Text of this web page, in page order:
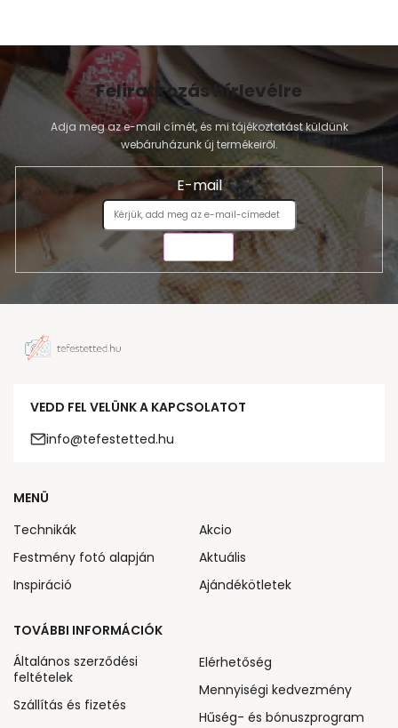
Feliratkozás hírlevélre
Adja meg az e-mail címét, és mi tájékoztatást küldünk
webáruházunk új termékeiről.
E-mail
VEDD FEL VELÜNK A KAPCSOLATOT
info@tefestetted.hu
MENÜ
Technikák
Festmény fotó alapján
Inspiráció
Akcio
Aktuális
Ajándékötletek
TOVÁBBI INFORMÁCIÓK
Általános szerződési
feltételek
Szállítás és fizetés
Elérhetőség
Mennyiségi kedvezmény
Hűség- és bónuszprogram